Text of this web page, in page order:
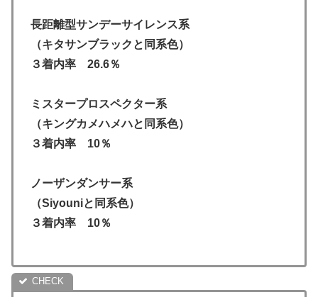
長距離型サンデーサイレンス系
（キタサンブラックと同系色）
３着内率 26.6％
ミスタープロスペクター系
（キングカメハメハと同系色）
３着内率 10％
ノーザンダンサー系
（Siyouniと同系色）
３着内率 10％